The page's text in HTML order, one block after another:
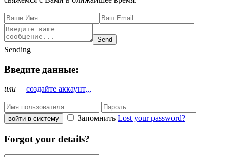
Send
Sending
Введите данные:
или создайте аккаунт,,,
войти в систему Запомнить Lost your password?
Forgot your details?